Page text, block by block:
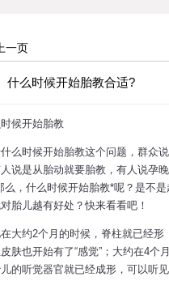
一页
什么时候开始胎教合适?
开始胎教
时候开始胎教这个问题，群众
说是从胎动就要胎教，有人说孕
么，什么时候开始胎教*呢？是不是
胎儿越有好处？快来看看吧！
约2个月的时候，脊柱就已经形
肤也开始有了“感觉”；大约在4个
的听觉器官就已经成形，可以听